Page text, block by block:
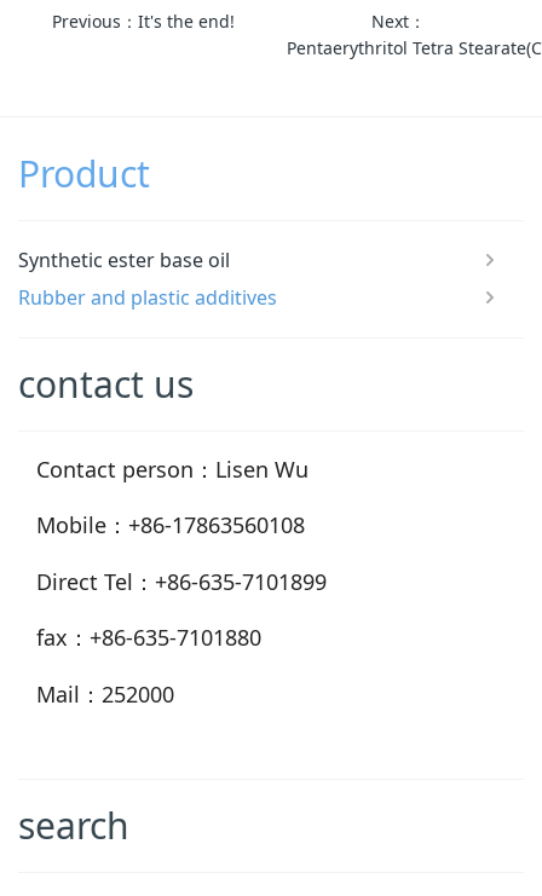
Previous：It's the end!
Next：
Pentaerythritol Tetra
Product
Synthetic ester base oil
Rubber and plastic additives
contact us
Contact person：Lisen Wu
Mobile：+86-17863560108
Direct Tel：+86-635-7101899
fax：+86-635-7101880
Mail：252000
search